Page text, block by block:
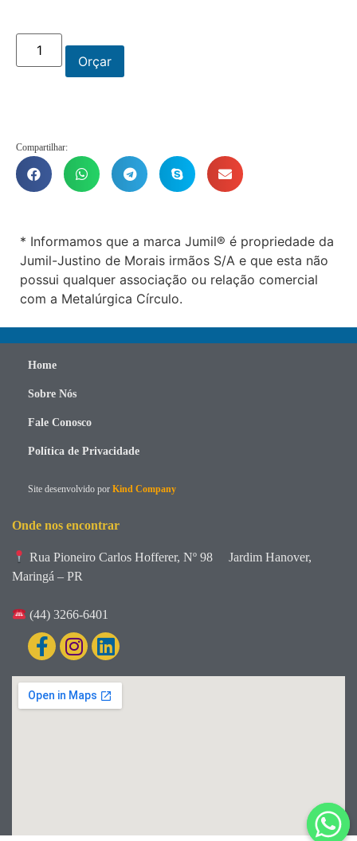
Orçar
Compartilhar:
* Informamos que a marca Jumil® é propriedade da
Jumil-Justino de Morais irmãos S/A e que esta não
possui qualquer associação ou relação comercial
com a Metalúrgica Círculo.
Home
Sobre Nós
Fale Conosco
Política de Privacidade
Site desenvolvido por Kind Company
Onde nos encontrar
Rua Pioneiro Carlos Hofferer, Nº 98
Jardim Hanover,
Maringá – PR
(44) 3266-6401